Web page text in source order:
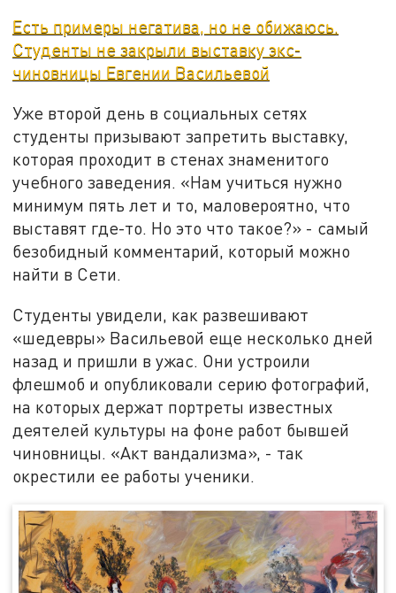
Есть примеры негатива, но не обижаюсь.
Студенты не закрыли выставку экс-
чиновницы Евгении Васильевой
Уже второй день в социальных сетях
студенты призывают запретить выставку,
которая проходит в стенах знаменитого
учебного заведения. «Нам учиться нужно
минимум пять лет и то, маловероятно, что
выставят где-то. Но это что такое?» - самый
безобидный комментарий, который можно
найти в Сети.
Студенты увидели, как развешивают
«шедевры» Васильевой еще несколько дней
назад и пришли в ужас. Они устроили
флешмоб и опубликовали серию фотографий,
на которых держат портреты известных
деятелей культуры на фоне работ бывшей
чиновницы. «Акт вандализма», - так
окрестили ее работы ученики.